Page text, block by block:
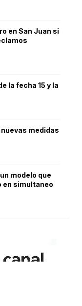
en San Juan si
la fecha 15 y la
medidas
modelo que
en simultaneo